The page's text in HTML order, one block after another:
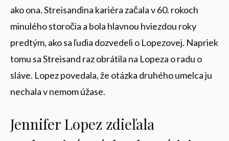
ako ona. Streisandina kariéra začala v 60. rokoch
minulého storočia a bola hlavnou hviezdou roky
predtým, ako sa ľudia dozvedeli o Lopezovej. Napriek
tomu sa Streisand raz obrátila na Lopeza o radu o
sláve. Lopez povedala, že otázka druhého umelca ju
nechala v nemom úžase.
Jennifer Lopez zdieľala